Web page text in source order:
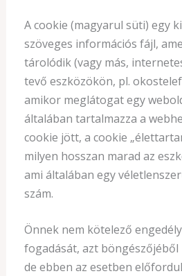
A cookie (magyarul süti) egy
szöveges információs fájl,
tárolódik (vagy más,
tevő eszközökön, pl.
amikor meglátogat egy
általában tartalmazza a
cookie jött, a cookie
milyen hosszan marad az
ami általában egy
szám.
Önnek nem kötelező
fogadását, azt
de ebben az esetben